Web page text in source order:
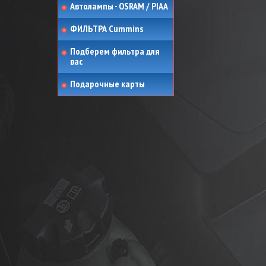
Автолампы - OSRAM / PIAA
ФИЛЬТРА Cummins
Подберем фильтра для
вас
Подарочные карты